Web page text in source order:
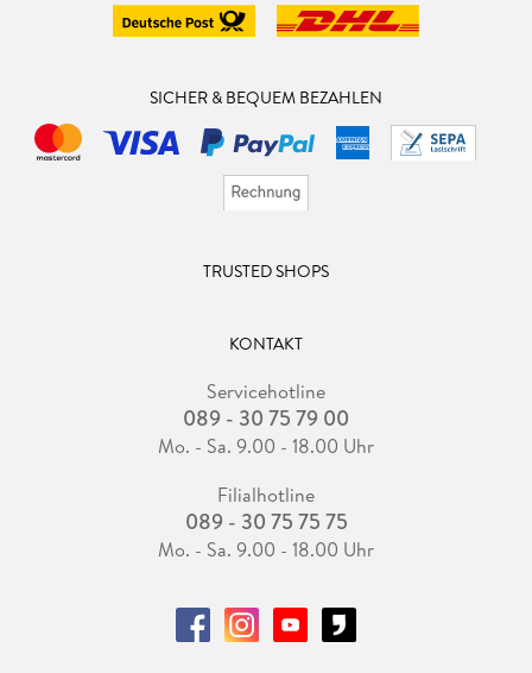
SICHER & BEQUEM BEZAHLEN
TRUSTED SHOPS
KONTAKT
Servicehotline
089 - 30 75 79 00
Mo. - Sa. 9.00 - 18.00 Uhr
Filialhotline
089 - 30 75 75 75
Mo. - Sa. 9.00 - 18.00 Uhr